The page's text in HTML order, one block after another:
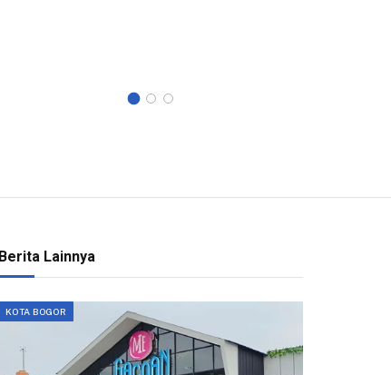
Berita Lainnya
KOTA BOGOR